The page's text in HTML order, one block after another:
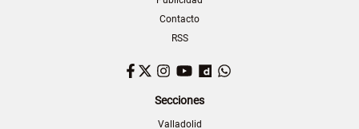
Contacto
RSS
Facebook
TwitterInstagram
YouTubeDailymotion
Secciones
Valladolid